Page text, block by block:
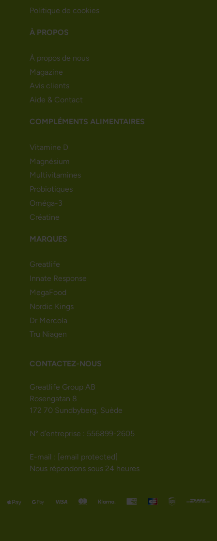
Politique de cookies
À PROPOS
À propos de nous
Magazine
Avis clients
Aide & Contact
COMPLÉMENTS ALIMENTAIRES
Vitamine D
Magnésium
Multivitamines
Probiotiques
Oméga-3
Créatine
MARQUES
Greatlife
Innate Response
MegaFood
Nordic Kings
Dr Mercola
Tru Niagen
CONTACTEZ-NOUS
Greatlife Group AB
Rosengatan 8
172 70 Sundbyberg, Suède
N° d’entreprise : 556899-2605
E-mail : [email protected]
Nous répondons sous 24 heures